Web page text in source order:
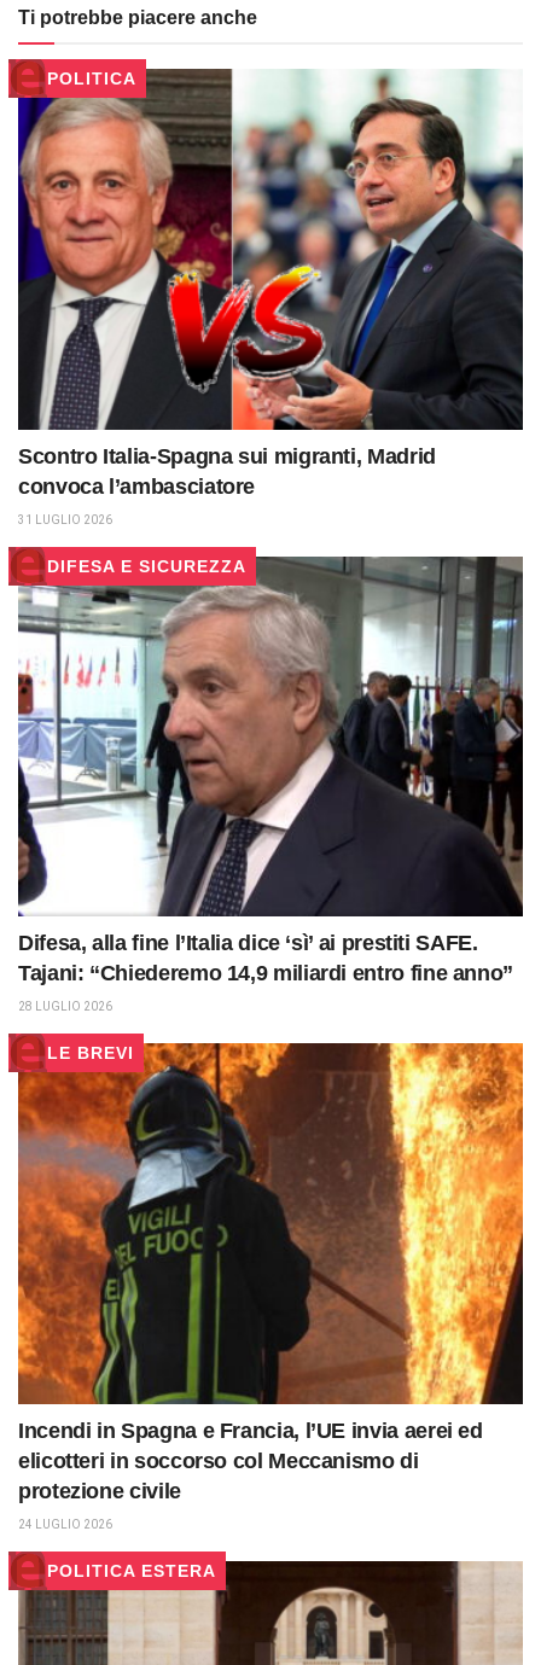
Ti potrebbe piacere anche
POLITICA
Scontro Italia-Spagna sui migranti, Madrid
convoca l’ambasciatore
31 LUGLIO 2026
DIFESA E SICUREZZA
Difesa, alla fine l’Italia dice ‘sì’ ai prestiti SAFE.
Tajani: “Chiederemo 14,9 miliardi entro fine anno”
28 LUGLIO 2026
LE BREVI
Incendi in Spagna e Francia, l’UE invia aerei ed
elicotteri in soccorso col Meccanismo di
protezione civile
24 LUGLIO 2026
POLITICA ESTERA